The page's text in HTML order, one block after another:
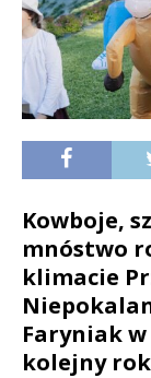
Kowboje,
mnóstwo
klimacie
Faryniak w
kolejny